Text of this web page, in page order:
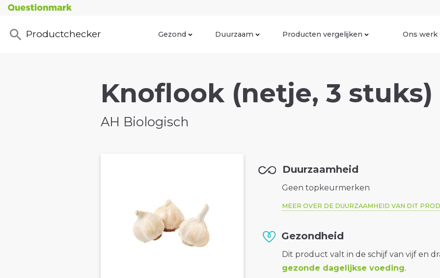
Productchecker Gezond Duurzaam Producten vergelijken Ons werk
Knoflook (netje, 3 stuks)
AH Biologisch
Duurzaamheid
Geen topkeurmerken
MEER OVER DE DUURZAAMHEID VAN DIT
Gezondheid
Dit product valt in de schijf van vijf en
gezonde dagelijkse voeding.